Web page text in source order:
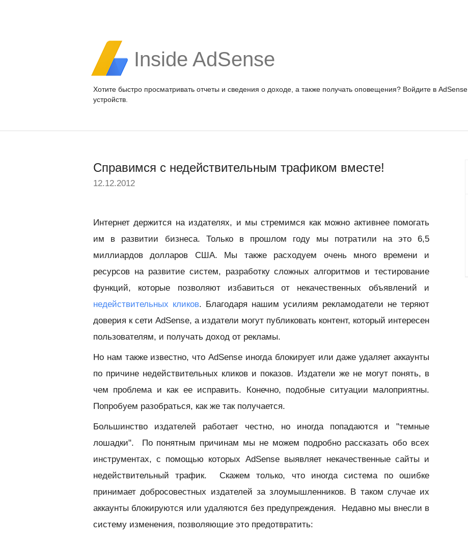
Inside AdSense
Хотите быстро просматривать отчеты и сведения о доходе, а также получать оповещения? Войдите в AdSense
устройств.
Справимся с недействительным трафиком вместе!
12.12.2012
Интернет держится на издателях, и мы стремимся как можно активнее помогать
им в развитии бизнеса. Только в прошлом году мы потратили на это 6,5
миллиардов долларов США. Мы также расходуем очень много времени и
ресурсов на развитие систем, разработку сложных алгоритмов и тестирование
функций, которые позволяют избавиться от некачественных объявлений и
недействительных кликов. Благодаря нашим усилиям рекламодатели не теряют
доверия к сети AdSense, а издатели могут публиковать контент, который интересен
пользователям, и получать доход от рекламы.
Но нам также известно, что AdSense иногда блокирует или даже удаляет аккаунты
по причине недействительных кликов и показов. Издатели же не могут понять, в
чем проблема и как ее исправить. Конечно, подобные ситуации малоприятны.
Попробуем разобраться, как же так получается.
Большинство издателей работает честно, но иногда попадаются и "темные
лошадки". По понятным причинам мы не можем подробно рассказать обо всех
инструментах, с помощью которых AdSense выявляет некачественные сайты и
недействительный трафик. Скажем только, что иногда система по ошибке
принимает добросовестных издателей за злоумышленников. В таком случае их
аккаунты блокируются или удаляются без предупреждения. Недавно мы внесли в
систему изменения, позволяющие это предотвратить: